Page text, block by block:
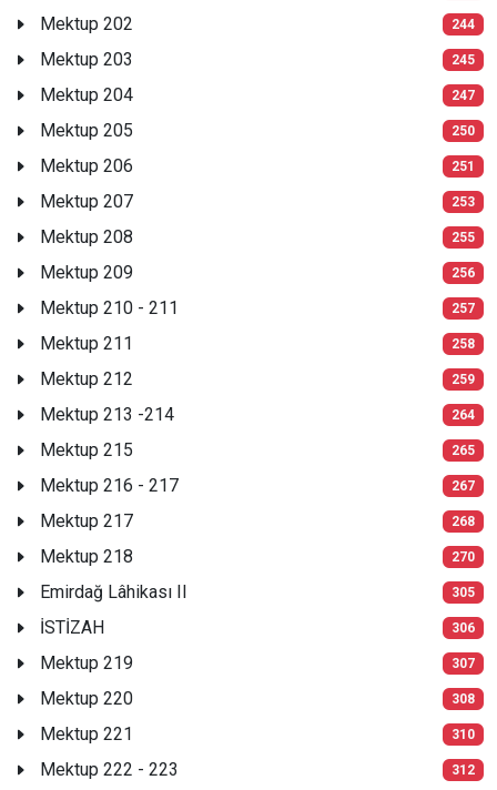
Mektup 202 244
Mektup 203 245
Mektup 204 247
Mektup 205 250
Mektup 206 251
Mektup 207 253
Mektup 208 255
Mektup 209 256
Mektup 210 - 211 257
Mektup 211 258
Mektup 212 259
Mektup 213 -214 264
Mektup 215 265
Mektup 216 - 217 267
Mektup 217 268
Mektup 218 270
Emirdağ Lâhikası II 305
İSTİZAH 306
Mektup 219 307
Mektup 220 308
Mektup 221 310
Mektup 222 - 223 312